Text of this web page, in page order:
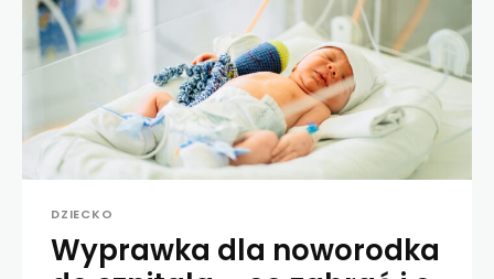
DZIECKO
Wyprawka dla noworodka